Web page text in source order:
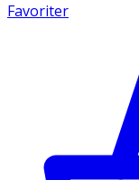
Favoriter